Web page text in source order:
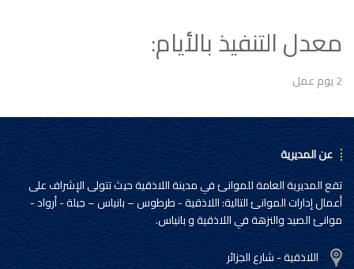
معدل التنفيذ بالأيام:
2 يوم عمل
عن المديرية
تقع المديرية العامة للموانئ في مدينة اللاذقية حيث تتولى الإشراف على
أعمال إدارات الموانئ التالية: اللاذقية - طرطوس – بانياس – جبلة - أرواد -
موانئ الصيد والنزهة في اللاذقية و بانياس.
اللاذقية - شارع الجزائر